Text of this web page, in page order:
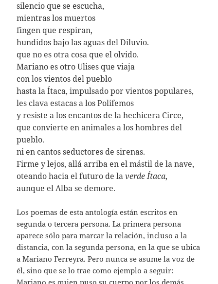
silencio que se escucha,
mientras los muertos
fingen que respiran,
hundidos bajo las aguas del Diluvio.
que no es otra cosa que el olvido.
Mariano es otro Ulises que viaja
con los vientos del pueblo
hasta la Ítaca, impulsado por vientos populares,
les clava estacas a los Polifemos
y resiste a los encantos de la hechicera Circe,
que convierte en animales a los hombres del
pueblo.
ni en cantos seductores de sirenas.
Firme y lejos, allá arriba en el mástil de la nave,
oteando hacia el futuro de laverde Ítaca,
aunque el Alba se demore.
Los poemas de esta antología están escritos en
segunda o tercera persona. La primera persona
aparece sólo para marcar la relación, incluso a la
distancia, con la segunda persona, en la que se ubica
a Mariano Ferreyra. Pero nunca se asume la voz de
él, sino que se lo trae como ejemplo a seguir: